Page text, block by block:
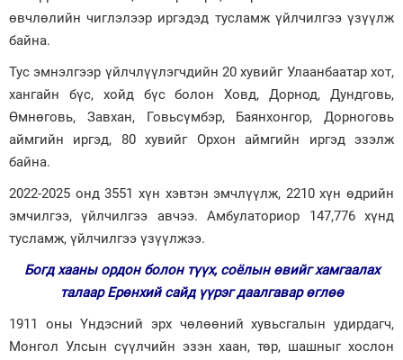
өвчлөлийн чиглэлээр иргэдэд тусламж үйлчилгээ үзүүлж
байна.
Тус эмнэлгээр үйлчлүүлэгчдийн 20 хувийг Улаанбаатар хот,
хангайн бүс, хойд бүс болон Ховд, Дорнод, Дундговь,
Өмнөговь, Завхан, Говьсүмбэр, Баянхонгор, Дорноговь
аймгийн иргэд, 80 хувийг Орхон аймгийн иргэд эзэлж
байна.
2022-2025 онд 3551 хүн хэвтэн эмчлүүлж, 2210 хүн өдрийн
эмчилгээ, үйлчилгээ авчээ. Амбулаториор 147,776 хүнд
тусламж, үйлчилгээ үзүүлжээ.
Богд хааны ордон болон түүх, соёлын өвийг хамгаалах
талаар Ерөнхий сайд үүрэг даалгавар өглөө
1911 оны Үндэсний эрх чөлөөний хувьсгалын удирдагч,
Монгол Улсын сүүлчийн эзэн хаан, төр, шашныг хослон